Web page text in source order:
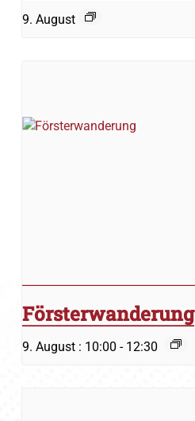
9. August
Försterwanderung
9. August : 10:00 - 12:30